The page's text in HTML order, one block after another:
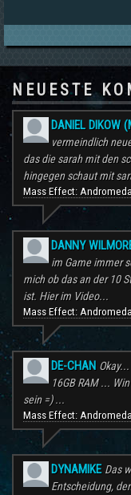
NEUESTE
DANIEL DIKOW
vermeindlich
das die sarah mit den
hingegen schaut mit
Mass Effect:
DANNY
im Game immer
mich ob das an der 10
ist. Hier im Video...
Mass Effect:
DE-CHAN
16GB RAM ...
sein =) ...
Mass Effect:
DYNAMIKE Das
Entscheidung,